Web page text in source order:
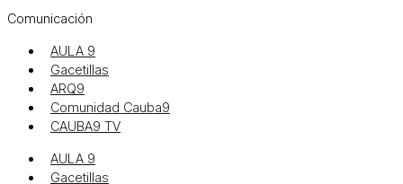
Comunicación
AULA 9
Gacetillas
ARQ9
Comunidad Cauba9
CAUBA9 TV
AULA 9
Gacetillas